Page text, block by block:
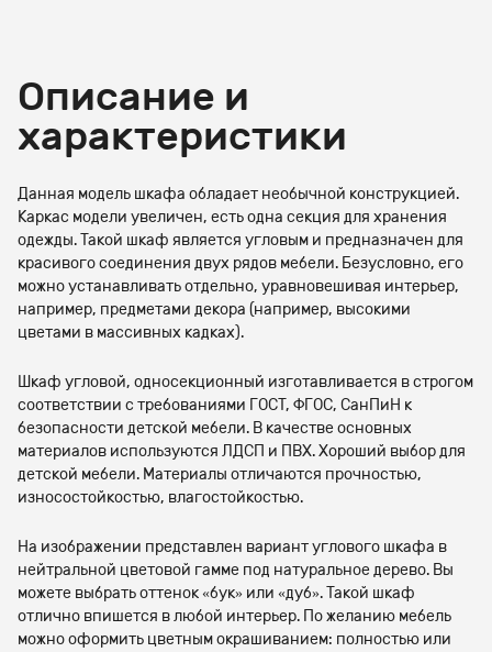
Описание и
характеристики
Данная модель шкафа обладает необычной конструкцией.
Каркас модели увеличен, есть одна секция для хранения
одежды. Такой шкаф является угловым и предназначен для
красивого соединения двух рядов мебели. Безусловно, его
можно устанавливать отдельно, уравновешивая интерьер,
например, предметами декора (например, высокими
цветами в массивных кадках).
Шкаф угловой, односекционный изготавливается в строгом
соответствии с требованиями ГОСТ, ФГОС, СанПиН к
безопасности детской мебели. В качестве основных
материалов используются ЛДСП и ПВХ. Хороший выбор для
детской мебели. Материалы отличаются прочностью,
износостойкостью, влагостойкостью.
На изображении представлен вариант углового шкафа в
нейтральной цветовой гамме под натуральное дерево. Вы
можете выбрать оттенок «бук» или «дуб». Такой шкаф
отлично впишется в любой интерьер. По желанию мебель
можно оформить цветным окрашиванием: полностью или